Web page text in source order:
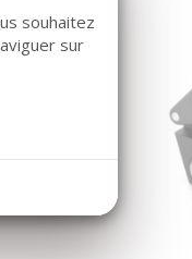
souhaitez
sur